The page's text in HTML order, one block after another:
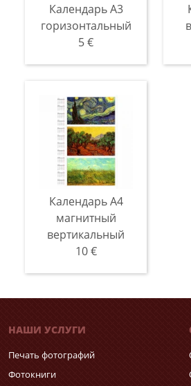
Календарь A3
горизонтальный
5 €
Календарь A4
магнитный
вертикальный
10 €
НАШИ УСЛУГИ
Печать фотографий
Фотокниги